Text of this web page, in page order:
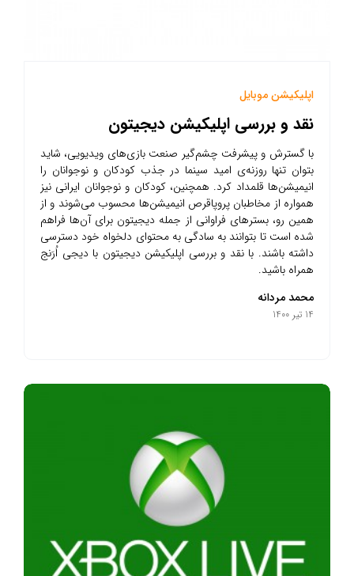
اپلیکیشن موبایل
نقد و بررسی اپلیکیشن دیجیتون
با گسترش و پیشرفت چشم‌گیر صنعت بازی‌های ویدیویی، شاید
بتوان تنها روزنه‌ی امید سینما در جذب کودکان و نوجوانان را
انیمیشن‌ها قلمداد کرد. همچنین، کودکان و نوجوانان ایرانی نیز
همواره از مخاطبان پروپاقرص انیمیشن‌ها محسوب می‌شوند و از
همین رو، بسترهای فراوانی از جمله دیجیتون برای آن‌ها فراهم
شده است تا بتوانند به سادگی به محتوای دلخواه خود دسترسی
داشته باشند. با نقد و بررسی اپلیکیشن دیجیتون با دیجی اُرَنج
همراه باشید.
محمد مردانه
14 تیر 1400